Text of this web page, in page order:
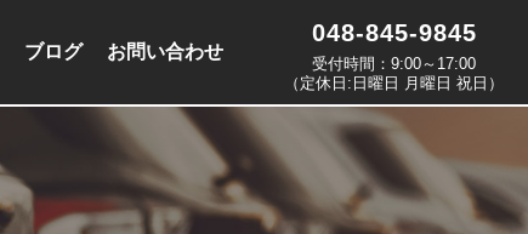
ブログ お問い合わせ
048-845-9845
受付時間：9:00～17:00
（定休日:日曜日 月曜日 祝日）